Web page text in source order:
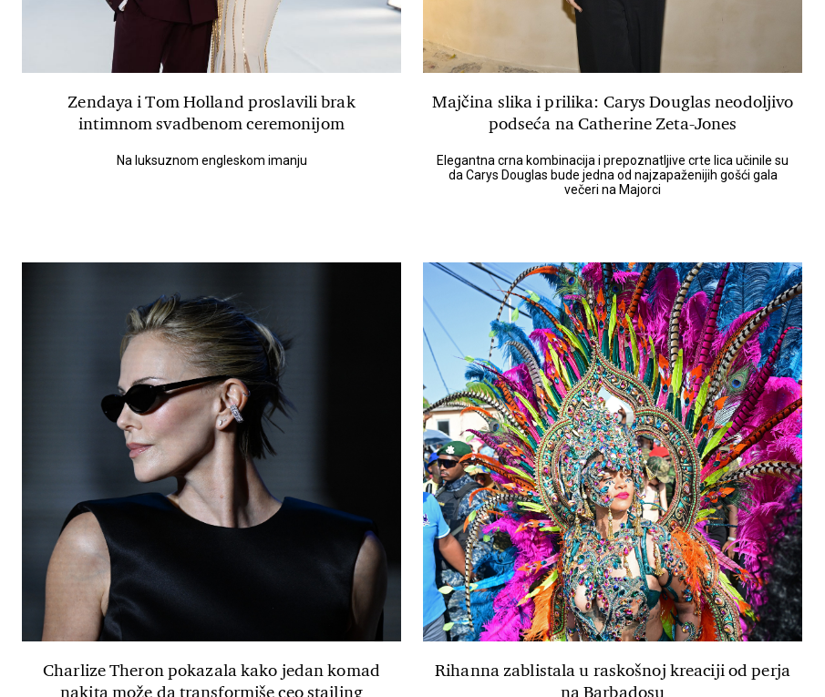
Zendaya i Tom Holland proslavili brak
intimnom svadbenom ceremonijom
Na luksuznom engleskom imanju
Majčina slika i prilika: Carys Douglas neodoljivo
podseća na Catherine Zeta-Jones
Elegantna crna kombinacija i prepoznatljive crte lica učinile su
da Carys Douglas bude jedna od najzapaženijih gošći gala
večeri na Majorci
Charlize Theron pokazala kako jedan komad
nakita može da transformiše ceo stajling
Rihanna zablistala u raskošnoj kreaciji od perja
na Barbadosu